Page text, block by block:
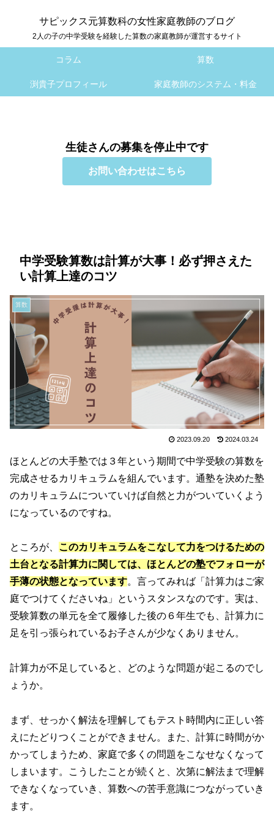
サピックス元算数科の女性家庭教師のブログ
2人の子の中学受験を経験した算数の家庭教師が運営するサイト
コラム 算数
渕貴子プロフィール 家庭教師のシステム・料金
生徒さんの募集を停止中です
お問い合わせはこちら
中学受験算数は計算が大事！必ず押さえた
い計算上達のコツ
算数
2023.09.20 2024.03.24
ほとんどの大手塾では３年という期間で中学受験の算数を
完成させるカリキュラムを組んでいます。通塾を決めた塾
のカリキュラムについていけば自然と力がついていくよう
になっているのですね。
ところが、 このカリキュラムをこなして力をつけるための
土台となる計算力に関しては、ほとんどの塾でフォローが
手薄の状態となっています。言ってみれば「計算力はご家
庭でつけてくださいね」というスタンスなのです。実は、
受験算数の単元を全て履修した後の６年生でも、計算力に
足を引っ張られているお子さんが少なくありません。
計算力が不足していると、どのような問題が起こるのでし
ょうか。
まず、せっかく解法を理解してもテスト時間内に正しい答
えにたどりつくことができません。また、計算に時間がか
かってしまうため、家庭で多くの問題をこなせなくなって
しまいます。こうしたことが続くと、次第に解法まで理解
できなくなっていき、算数への苦手意識につながっていき
ます。